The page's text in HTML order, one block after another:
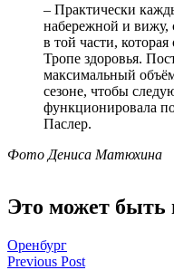
– Практически
набережной и вижу,
в той части,
Тропе здоровья.
максимальный
сезоне, чтобы
функционировала
Паслер.
Фото Дениса Матюхина
Это может быть
Оренбург
Навигация
Previous Post